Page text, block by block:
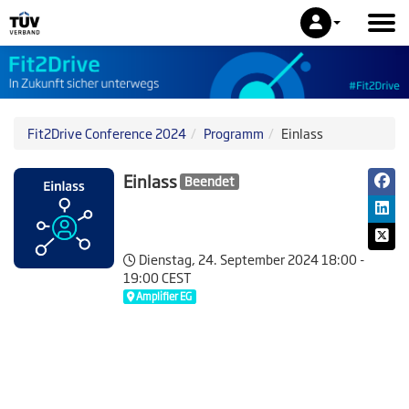
Fit2Drive Conference 2024 Programm Einlass
Einlass Beendet
Dienstag, 24. September 202418:00 -
19:00 CEST
Amplifier EG